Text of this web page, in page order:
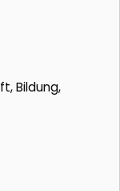
Bildung,